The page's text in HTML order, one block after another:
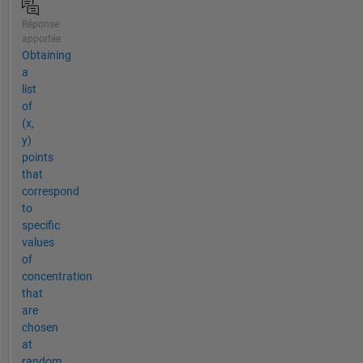
Réponse
apportée
Obtaining
a
list
of
(x,
y)
points
that
correspond
to
specific
values
of
concentration
that
are
chosen
at